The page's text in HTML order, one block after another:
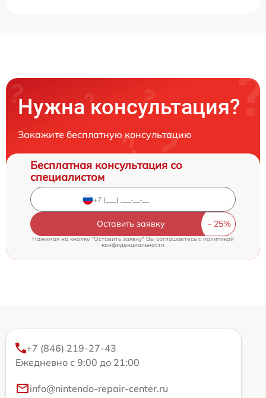
Нужна консультация?
Закажите бесплатную консультацию
Бесплатная консультация со
специалистом
Оставить заявку
Нажимая на кнопку "Оставить заявку" Вы соглашаетесь c политикой
конфиденциальности
+7 (846) 219-27-43
Ежедневно с 9:00 до 21:00
info@nintendo-repair-center.ru